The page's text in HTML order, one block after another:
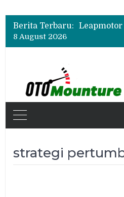
Berita Terbaru:
8 August 2026
strategi